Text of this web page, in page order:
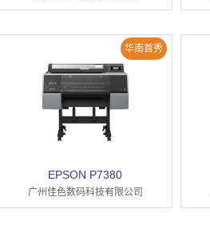
华南首秀
EPSON P7380
广州佳色数码科技有限公司